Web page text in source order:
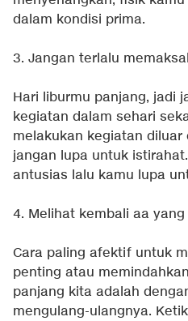
dalam kondisi prima.
3. Jangan terlalu
Hari liburmu panjang, jadi
kegiatan dalam sehari
melakukan kegiatan diluar
jangan lupa untuk
antusias lalu kamu lupa
4. Melihat kembali aa
Cara paling afektif untuk
penting atau
panjang kita adalah
mengulang-ulangnya.